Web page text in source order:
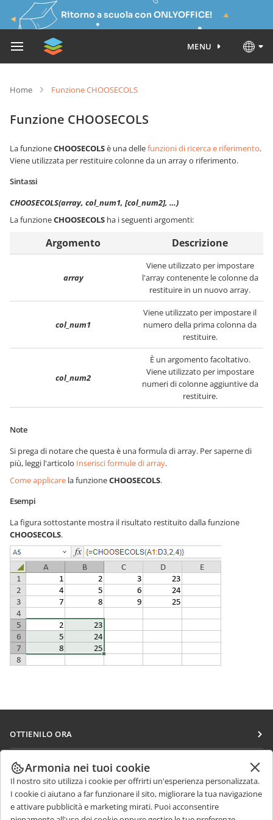
Ritorno a scuola con ONLYOFFICE!
MENU
Home Funzione CHOOSECOLS
Funzione CHOOSECOLS
La funzioneCHOOSECOLSè una dellefunzioni di ricerca e riferimento.
Viene utilizzata per restituire colonne da un array o riferimento.
Sintassi
CHOOSECOLS(array, col_num1, [col_num2], …)
La funzioneCHOOSECOLS ha i seguenti argomenti:
Argomento Descrizione
array
Viene utilizzato per impostare
l'array contenente le colonne da
restituire in un nuovo array.
col_num1
Viene utilizzato per impostare il
numero della prima colonna da
restituire.
col_num2
È un argomento facoltativo.
Viene utilizzato per impostare
numeri di colonne aggiuntive da
restituire.
Note
Si prega di notare che questa è una formula di array. Per saperne di
più, leggi l'articolo Inserisci formule di array.
Come applicare la funzioneCHOOSECOLS.
Esempi
La figura sottostante mostra il risultato restituito dalla funzione
CHOOSECOLS.
OTTIENILO ORA
Docs
DocSpace
Workspace
Connettori
COLLABORA
Per i contributori
Per i traduttori
RICEVI NOTIZIE
Blog
Armonia nei tuoi cookie
Il nostro sito utilizza i cookie per offrirti un'esperienza personalizzata.
I cookie ci aiutano a far funzionare il sito, migliorare la tua navigazione
e attivare pubblicità e marketing mirati. Puoi acconsentire